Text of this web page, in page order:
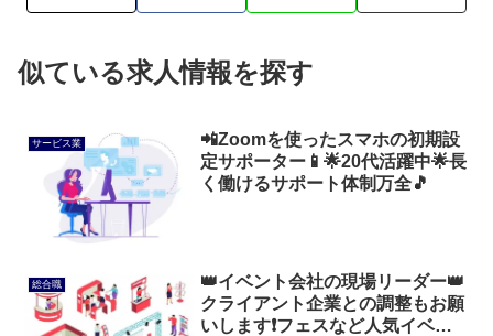
似ている求人情報を探す
サービス業
📲Zoomを使ったスマホの初期設
定サポーター📱🌟20代活躍中🌟長
く働けるサポート体制万全🎵
総合職
👑イベント会社の現場リーダー👑
クライアント企業との調整もお願
いします❗フェスなど人気イベン